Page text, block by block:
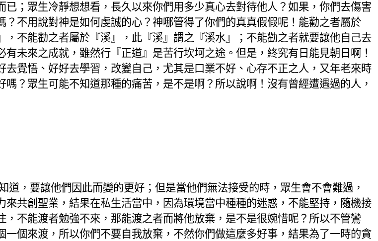
；眾生冷靜想想看，長久以來你們用多少真心去對待他人？如果，你們去傷害
不用說對神是如何虔誠的心？神哪管得了你們的真真假假呢！能勸之者屬於
不能勸之者屬於『溪』，此『溪』謂之『溪水』；不能勸之者就要讓他自己去
未來之成就，雖然行『正道』是苦行坎坷之途。但是，終究有日 能見朝日啊！
覺悟、好好去學習，改變自己，尤其是口業不好、心存不正之人，又年老來時
嗎？眾生可能不知道那種的痛苦，是不是啊？所以說啊！沒有曾經遭遇過的人，
，要讓他們因此而變的更好；但是當他們無法接受的時，眾生會不會難過，
共創聖業，結果在私生活當中，因為環境當中種種的迷惑，不能堅持，隨機接
不能渡者勉強不來，那能渡之者而將他放棄，是不是很婉惜呢？所以不管鸞
個來渡，所以你們不要自我放棄，不然你們做這麼多好事，結果為了一時的貪